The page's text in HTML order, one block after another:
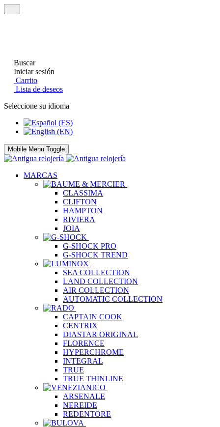
Buscar
Iniciar sesión
Carrito
Lista de deseos
Seleccione su idioma
Mobile Menu Toggle
MARCAS
CLASSIMA
CLIFTON
HAMPTON
RIVIERA
JOIA
G-SHOCK PRO
G-SHOCK TREND
SEA COLLECTION
LAND COLLECTION
AIR COLLECTION
AUTOMATIC COLLECTION
CAPTAIN COOK
CENTRIX
DIASTAR ORIGINAL
FLORENCE
HYPERCHROME
INTEGRAL
TRUE
TRUE THINLINE
ARSENALE
NEREIDE
REDENTORE